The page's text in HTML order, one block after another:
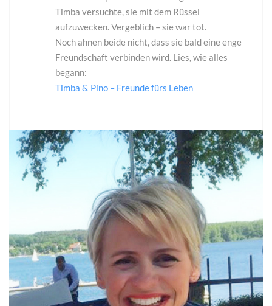
Timba versuchte, sie mit dem Rüssel
aufzuwecken. Vergeblich – sie war tot.
Noch ahnen beide nicht, dass sie bald eine enge
Freundschaft verbinden wird. Lies, wie alles
begann:
Timba & Pino – Freunde fürs Leben